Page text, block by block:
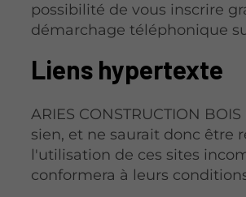
possibilité de vous inscrire
démarchage téléphonique
Liens hypertexte
ARIES CONSTRUCTION
sien, et ne saurait donc être
l'utilisation de ces sites
conformera à leurs